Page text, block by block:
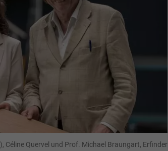
Quervel und Prof. Michael Braungart, Erfinder